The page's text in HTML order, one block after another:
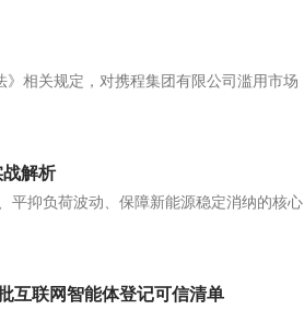
相关规定，对携程集团有限公司滥用市场
解析
平抑负荷波动、保障新能源稳定消纳的核心
互联网智能体登记可信清单